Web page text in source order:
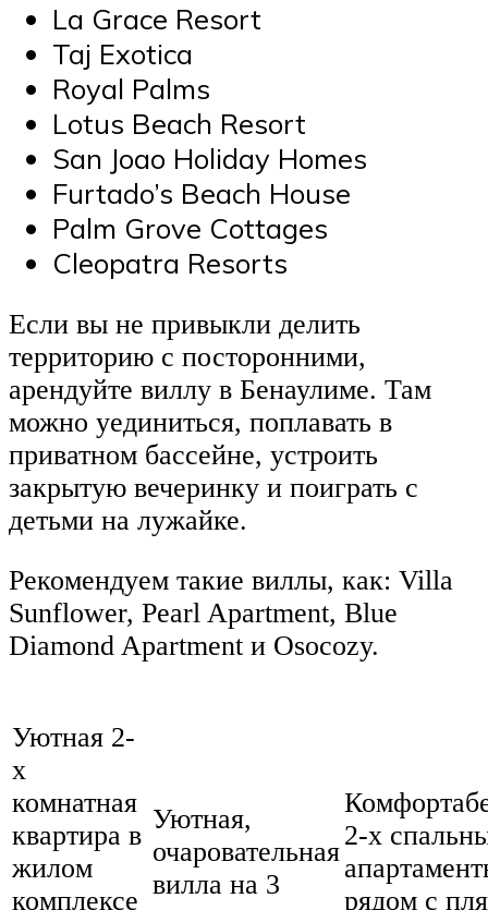
La Grace Resort
Taj Exotica
Royal Palms
Lotus Beach Resort
San Joao Holiday Homes
Furtado’s Beach House
Palm Grove Cottages
Cleopatra Resorts
Если вы не привыкли делить
территорию с посторонними,
арендуйте виллу в Бенаулиме. Там
можно уединиться, поплавать в
приватном бассейне, устроить
закрытую вечеринку и поиграть с
детьми на лужайке.
Рекомендуем такие виллы, как: Villa
Sunflower, Pearl Apartment, Blue
Diamond Apartment и Osocozy.
Уютная 2-
х
комнатная
квартира в
жилом
комплексе
Уютная,
очаровательная
вилла на 3
2-х
рядом с